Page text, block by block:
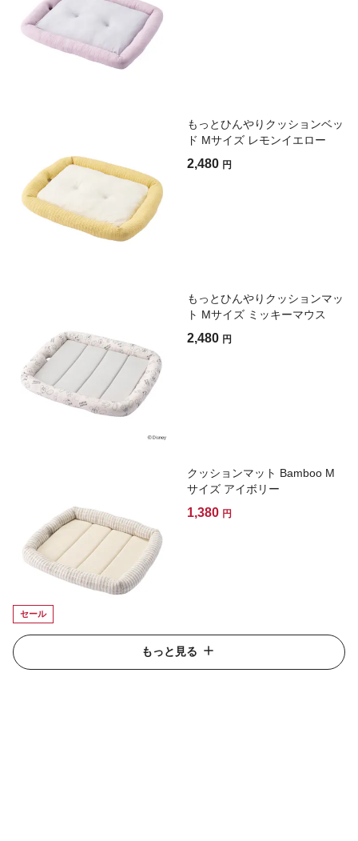
もっとひんやりクッションベッ
ド Mサイズ レモンイエロー
2,480 円
もっとひんやりクッションマッ
ト Mサイズ ミッキーマウス
2,480 円
セール
クッションマット Bamboo M
サイズ アイボリー
1,380 円
もっと見る